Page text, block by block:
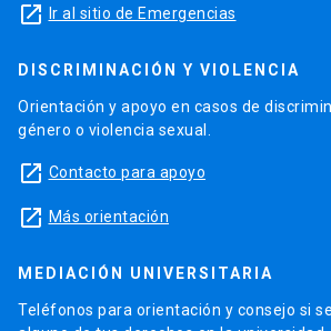
launch Ir al sitio de Emergencias
DISCRIMINACIÓN Y VIOLENCIA
Orientación y apoyo en casos de
género o violencia sexual.
launch Contacto para apoyo
launch Más orientación
MEDIACIÓN UNIVERSITARIA
Teléfonos para orientación y consejo si